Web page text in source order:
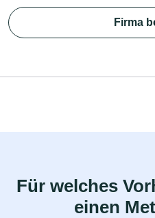
Firma
Für welches
einen